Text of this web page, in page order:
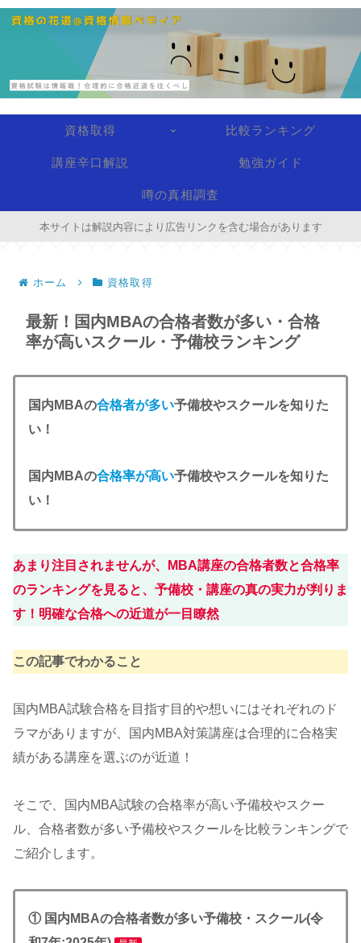
資格取得 比較ランキング
講座辛口解説 勉強ガイド
噂の真相調査
本サイトは解説内容により広告リンクを含む場合があります
ホーム 資格取得
最新！国内MBAの合格者数が多い・合格
率が高いスクール・予備校ランキング
国内MBAの合格者が多い予備校やスクールを知りた
い！
国内MBAの合格率が高い予備校やスクールを知りた
い！
あまり注目されませんが、MBA講座の合格者数と合格率
のランキングを見ると、予備校・講座の真の実力が判りま
す！明確な合格への近道が一目瞭然
この記事でわかること
国内MBA試験合格を目指す目的や想いにはそれぞれのド
ラマがありますが、国内MBA対策講座は合理的に合格実
績がある講座を選ぶのが近道！
そこで、国内MBA試験の合格率が高い予備校やスクー
ル、合格者数が多い予備校やスクールを比較ランキングで
ご紹介します。
① 国内MBAの合格者数が多い予備校・スクール(令